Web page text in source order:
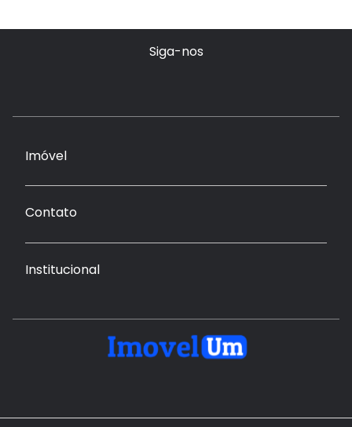
Siga-nos
Imóvel
Contato
Institucional